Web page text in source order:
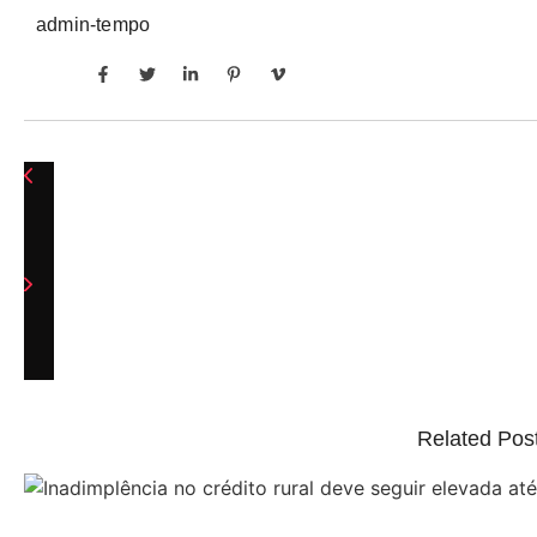
admin-tempo
Related